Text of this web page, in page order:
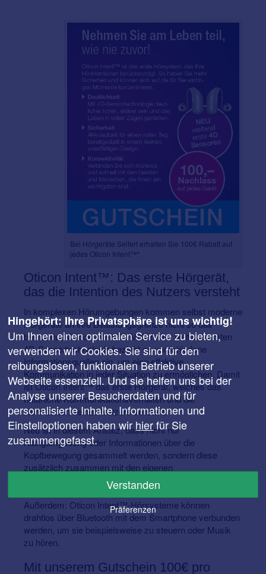
Bei Hörgeräte Seifert erhalten Sie 100€ Rabatt auf
jedes Oticon Intent™*.
Oticon Intent™: Das erste Hörgerät,
das die Intention des Nutzers versteht
In komplexen Hörumgebungen kommen selbst moderne
Hörgeräte an ihre Belastungsgrenze nicht so das
brandneue Oticon Intent™. Mithilfe der weltweit ersten
4D-Sensortechnologie bezieht es verschiedene
Informationsquellen ein, um eine effektive
Kommunikation in jeder Situation zu ermöglichen. Damit
ist Oticon Intent™ das erste Hörgerät, welches das
natürliche Kommunikationsverhalten und die
Hörintention seines Nutzers versteht.
Neu ist in diesem Ansatz, dass nicht nur
Klangumgebung oder Informationen über die
Kopfbewegung gesammelt werden, sondern diese
zusätzlich zusammen mit den eigenen
Körperbewegungen und Gesprächsaktivitäten analysiert
werden und in die Klangverarbeitung einfließen.
Außerdem: Oticon Intent™-Hörsysteme können
drahtlos über Bluetooth mit dem Smartphone verbunden
werden, um sie beispielsweise zu steuern oder Musik
zu hören.
Mit unserem Gutschein 100€ pro
Hingehört: Ihre Privatsphäre ist uns wichtig!
Um Ihnen einen optimalen Service zu bieten,
verwenden wir Cookies. Sie sind für den
reibungslosen, funktionalen Betrieb unserer
Webseite essenziell. Und sie helfen uns bei der
Analyse unserer Besucherdaten und für
personalisierte Inhalte. Informationen und
Einstelloptionen haben wirhierfür Sie
zusammengefasst.
Verstanden
Präferenzen